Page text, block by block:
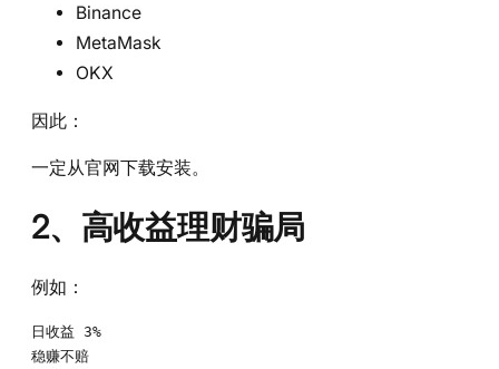
Binance
MetaMask
OKX
因此：
一定从官网下载安装。
2、高收益理财骗局
例如：
日收益 3%
稳赚不赔